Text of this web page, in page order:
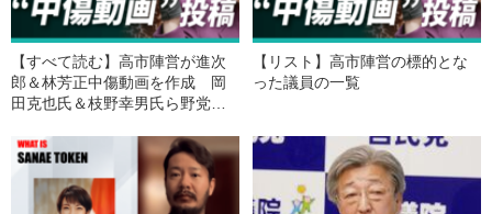
【すべて読む】高市陣営が進次
郎＆林芳正中傷動画を作成 岡
田克也氏＆枝野幸男氏ら野党大
食に向かった小泉進次郎防衛相
【週刊文春・今週の政治ニュー
ス4/26～5/2】
【リスト】高市陣営の標的とな
った議員の一覧